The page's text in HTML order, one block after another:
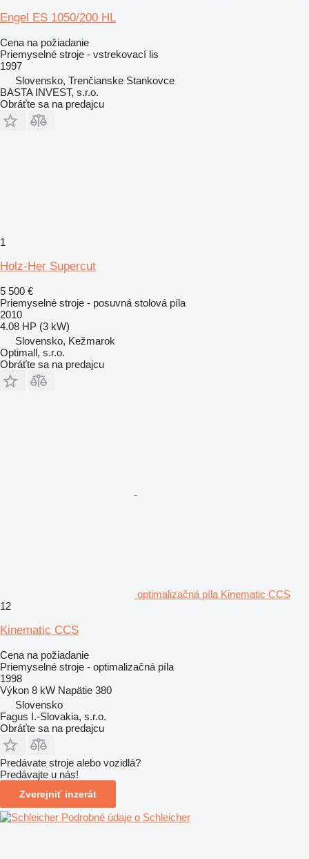
Engel ES 1050/200 HL
Cena na požiadanie
Priemyselné stroje - vstrekovací lis
1997
Slovensko, Trenčianske Stankovce
BASTA INVEST, s.r.o.
Obráťte sa na predajcu
1
Holz-Her Supercut
5 500 €
Priemyselné stroje - posuvná stolová píla
2010
4.08 HP (3 kW)
Slovensko, Kežmarok
Optimall, s.r.o.
Obráťte sa na predajcu
optimalizačná píla Kinematic CCS
12
Kinematic CCS
Cena na požiadanie
Priemyselné stroje - optimalizačná píla
1998
Výkon 8 kW Napätie 380
Slovensko
Fagus I.-Slovakia, s.r.o.
Obráťte sa na predajcu
Predávate stroje alebo vozidlá?
Predávajte u nás!
Zverejniť inzerát
Podrobné údaje o Schleicher